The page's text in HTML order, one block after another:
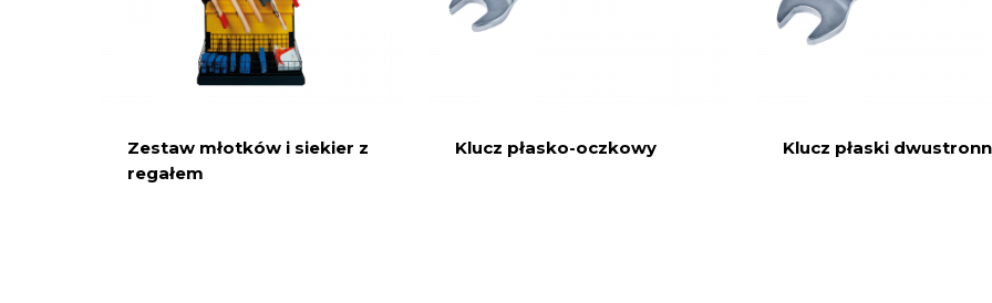
Zestaw młotków i siekier z
regałem
Klucz płasko-oczkowy Klucz płaski